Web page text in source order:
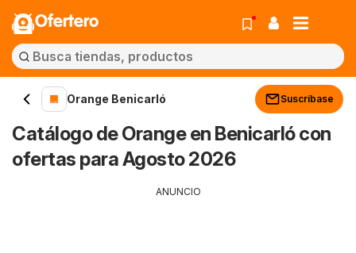
Ofertero
Orange Benicarló Suscríbase
Catálogo de Orange en Benicarló con
ofertas para Agosto 2026
ANUNCIO